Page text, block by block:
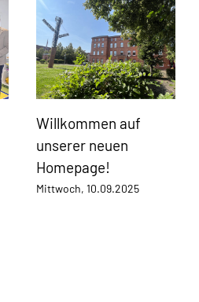
Willkommen auf
unserer neuen
Homepage!
Mittwoch, 10.09.2025